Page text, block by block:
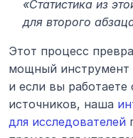
«Статистика из
для второго
Этот процесс
мощный инструмент
и если вы
источников, наша
для исследователей